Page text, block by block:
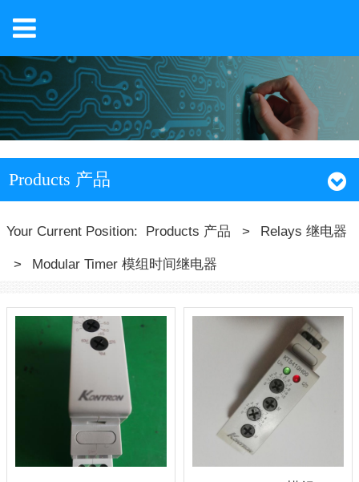
Products 产品
Your Current Position: Products 产品 > Relays 继电器
> Modular Timer 模组时间继电器